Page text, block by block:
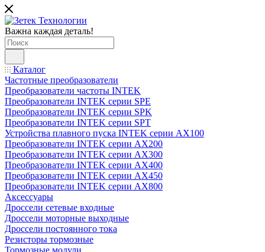
Важна каждая деталь!
Каталог
Частотные преобразователи
Преобразователи частоты INTEK
Преобразователи INTEK серии SPE
Преобразователи INTEK серии SPK
Преобразователи INTEK серии SPT
Устройства плавного пуска INTEK серии AX100
Преобразователи INTEK серии AX200
Преобразователи INTEK серии AX300
Преобразователи INTEK серии AX400
Преобразователи INTEK серии AX450
Преобразователи INTEK серии AX800
Аксессуары
Дроссели сетевые входные
Дроссели моторные выходные
Дроссели постоянного тока
Резисторы тормозные
Тормозные модули